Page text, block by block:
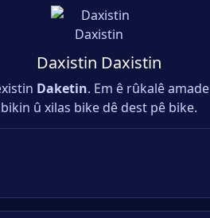
Daxistin Daxistin
Daketin. Em ê rûkalê amade
bikin û xilas bike dê dest pê bike.